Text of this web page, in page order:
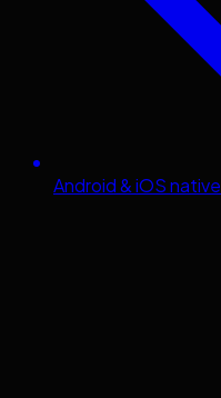
Android & iOS native